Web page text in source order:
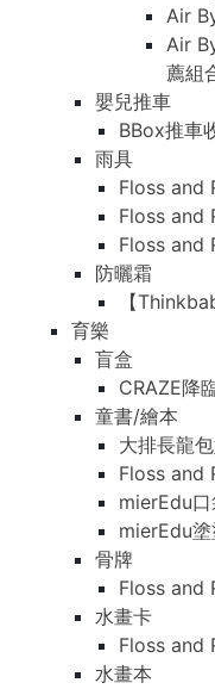
Air
Air
薦組
嬰兒推車
BBox推車
雨具
Floss and
Floss and
Floss and
防曬霜
【
育樂
盲盒
CRAZE降
童書/繪本
大排長龍
Floss and
mierEdu
mierEdu
骨牌
Floss and
水畫卡
Floss and
水畫本